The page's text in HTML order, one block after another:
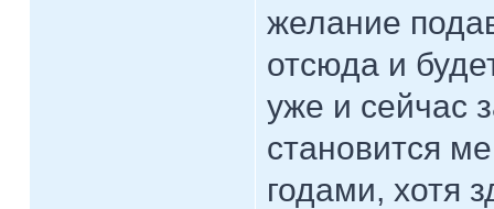
желание
отсюда и
уже и сейчас
становится
годами, хотя